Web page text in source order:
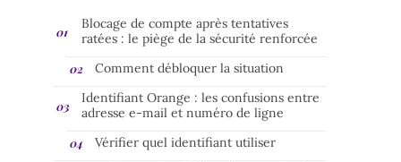
Blocage de compte après tentatives
ratées : le piège de la sécurité renforcée
Comment débloquer la situation
Identifiant Orange : les confusions entre
adresse e-mail et numéro de ligne
Vérifier quel identifiant utiliser